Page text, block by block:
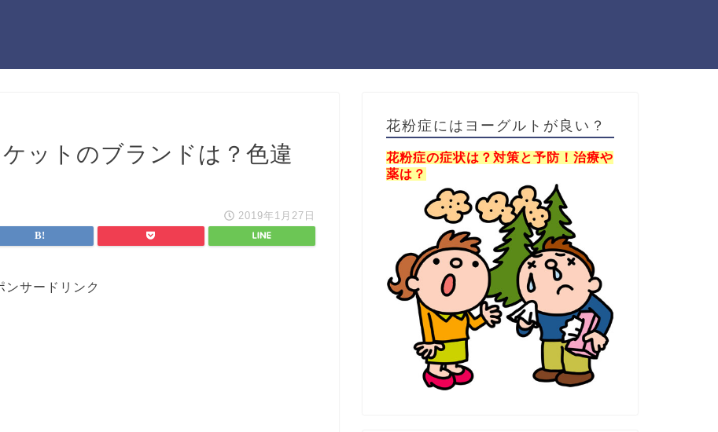
ットのブランドは？色違
2019年1月27日
ンサードリンク
花粉症にはヨーグルトが良い？
花粉症の症状は？対策と予防！治療や
薬は？